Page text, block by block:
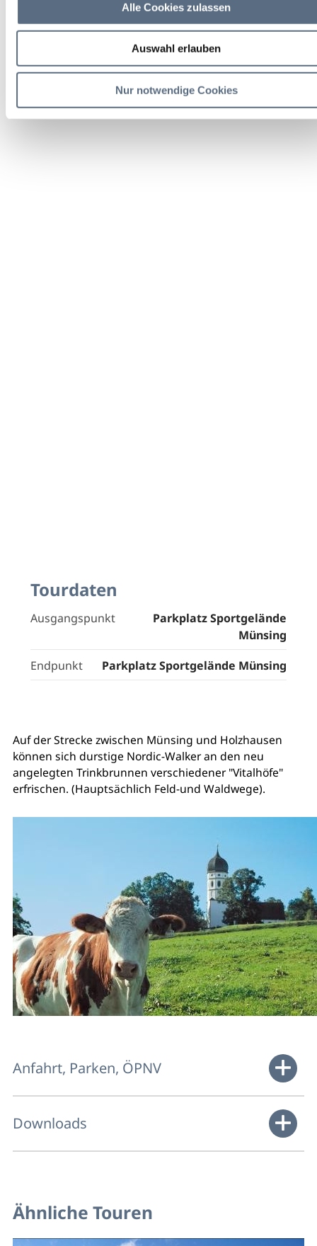
Alle Cookies zulassen
Auswahl erlauben
Nur notwendige Cookies
Tourdaten
Ausgangspunkt
Parkplatz Sportgelände
Münsing
Endpunkt
Parkplatz Sportgelände Münsing
Auf der Strecke zwischen Münsing und Holzhausen
können sich durstige Nordic-Walker an den neu
angelegten Trinkbrunnen verschiedener "Vitalhöfe"
erfrischen. (Hauptsächlich Feld-und Waldwege).
Anfahrt, Parken, ÖPNV
Downloads
Ähnliche Touren